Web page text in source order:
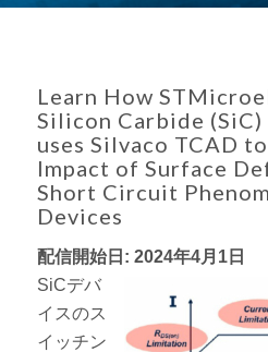
Learn How
Silicon Carbide (SiC)
uses Silvaco TCAD
Impact of Surface
Short Circuit
Devices
配信開始日: 2024年4月1日
SiCデバ
イスのス
イッチン